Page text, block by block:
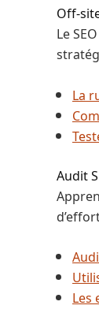
Off-
Le
La
Audit